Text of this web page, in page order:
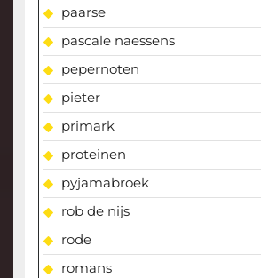
paarse
pascale naessens
pepernoten
pieter
primark
proteinen
pyjamabroek
rob de nijs
rode
romans